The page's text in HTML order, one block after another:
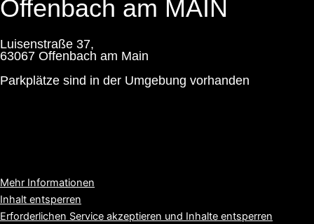
Offenbach am MAIN
Luisenstraße 37,
63067 Offenbach am Main
Parkplätze sind in der Umgebung vorhanden
Mehr Informationen
Inhalt entsperren
Erforderlichen Service akzeptieren und Inhalte entsperren